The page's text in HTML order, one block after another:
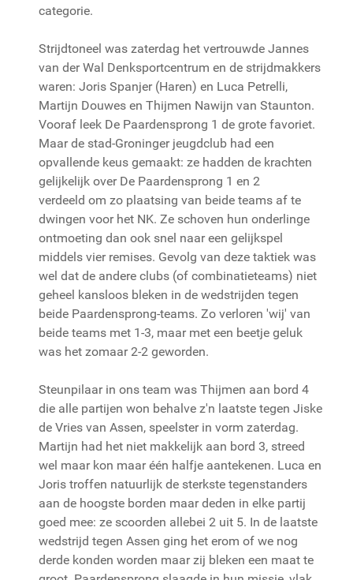
categorie.
Strijdtoneel was zaterdag het vertrouwde Jannes
van der Wal Denksportcentrum en de strijdmakkers
waren: Joris Spanjer (Haren) en Luca Petrelli,
Martijn Douwes en Thijmen Nawijn van Staunton.
Vooraf leek De Paardensprong 1 de grote favoriet.
Maar de stad-Groninger jeugdclub had een
opvallende keus gemaakt: ze hadden de krachten
gelijkelijk over De Paardensprong 1 en 2
verdeeld om zo plaatsing van beide teams af te
dwingen voor het NK. Ze schoven hun onderlinge
ontmoeting dan ook snel naar een gelijkspel
middels vier remises. Gevolg van deze taktiek was
wel dat de andere clubs (of combinatieteams) niet
geheel kansloos bleken in de wedstrijden tegen
beide Paardensprong-teams. Zo verloren 'wij' van
beide teams met 1-3, maar met een beetje geluk
was het zomaar 2-2 geworden.
Steunpilaar in ons team was Thijmen aan bord 4
die alle partijen won behalve z'n laatste tegen Jiske
de Vries van Assen, speelster in vorm zaterdag.
Martijn had het niet makkelijk aan bord 3, streed
wel maar kon maar één halfje aantekenen. Luca en
Joris troffen natuurlijk de sterkste tegenstanders
aan de hoogste borden maar deden in elke partij
goed mee: ze scoorden allebei 2 uit 5. In de laatste
wedstrijd tegen Assen ging het erom of we nog
derde konden worden maar zij bleken een maat te